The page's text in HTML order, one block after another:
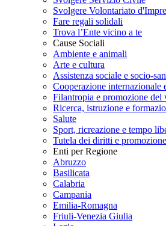
Svolgere Volontariato
Fare regali solidali
Trova l’Ente vicino a te
Cause Sociali
Ambiente e animali
Arte e cultura
Assistenza sociale e socio-
Cooperazione internazionale
Filantropia e promozione del
Ricerca, istruzione e
Salute
Sport, ricreazione e tempo
Tutela dei diritti e
Enti per Regione
Abruzzo
Basilicata
Calabria
Campania
Emilia-Romagna
Friuli-Venezia Giulia